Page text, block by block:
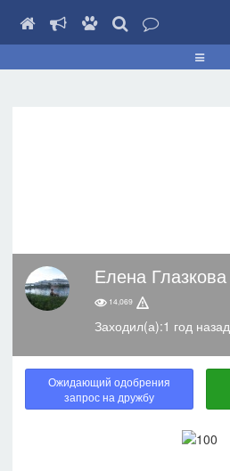
Елена Глазкова
14,069
Заходил(а):1 год назад
Ожидающий одобрения
запрос на дружбу